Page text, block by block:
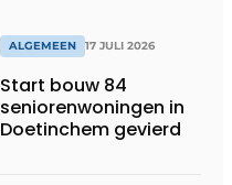
ALGEMEEN 17 JULI 2026
Start bouw 84
seniorenwoningen in
Doetinchem gevierd